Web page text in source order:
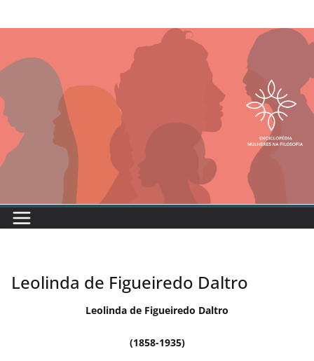
Leolinda de Figueiredo Daltro
Leolinda de Figueiredo Daltro
(1858-1935)